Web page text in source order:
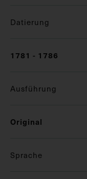
Datierung
1781 - 1786
Ausführung
Original
Sprache